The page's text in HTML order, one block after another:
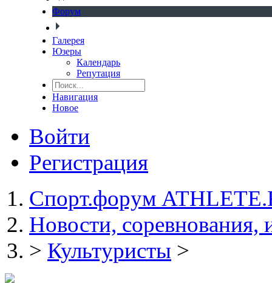
Форум
Галерея
Юзеры
Календарь
Репутация
Навигация
Новое
Войти
Регистрация
Спорт.форум
Новости, соревнования,
> Культуристы >